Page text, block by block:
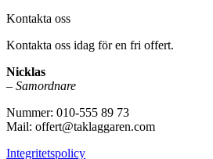
Kontakta oss
Kontakta oss idag för en fri offert.
Nicklas
– Samordnare
Nummer: 010-555 89 73
Mail: offert@taklaggaren.com
Integritetspolicy